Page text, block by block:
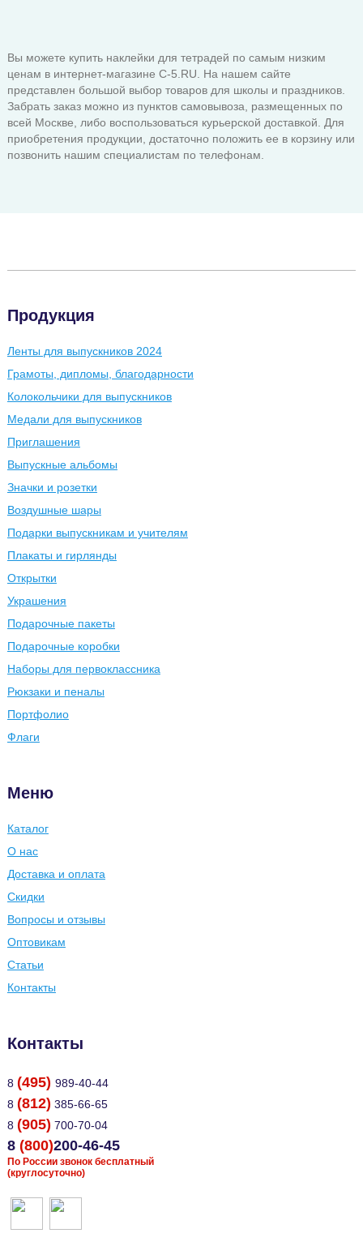
Вы можете купить наклейки для тетрадей по самым низким
ценам в интернет-магазине C-5.RU. На нашем сайте
представлен большой выбор товаров для школы и праздников.
Забрать заказ можно из пунктов самовывоза, размещенных по
всей Москве, либо воспользоваться курьерской доставкой. Для
приобретения продукции, достаточно положить ее в корзину или
позвонить нашим специалистам по телефонам.
Продукция
Ленты для выпускников 2024
Грамоты, дипломы, благодарности
Колокольчики для выпускников
Медали для выпускников
Приглашения
Выпускные альбомы
Значки и розетки
Воздушные шары
Подарки выпускникам и учителям
Плакаты и гирлянды
Открытки
Украшения
Подарочные пакеты
Подарочные коробки
Наборы для первоклассника
Рюкзаки и пеналы
Портфолио
Флаги
Меню
Каталог
О нас
Доставка и оплата
Скидки
Вопросы и отзывы
Оптовикам
Статьи
Контакты
Контакты
8 (495) 989-40-44
8 (812) 385-66-65
8 (905) 700-70-04
8 (800)200-46-45
По России звонок бесплатный
(круглосуточно)